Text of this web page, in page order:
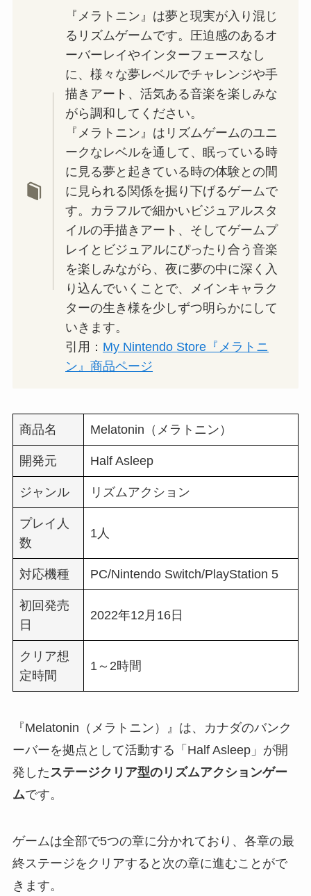
『メラトニン』は夢と現実が入り混じ
るリズムゲームです。圧迫感のあるオ
ーバーレイやインターフェースなし
に、様々な夢レベルでチャレンジや手
描きアート、活気ある音楽を楽しみな
がら調和してください。
『メラトニン』はリズムゲームのユニ
ークなレベルを通して、眠っている時
に見る夢と起きている時の体験との間
に見られる関係を掘り下げるゲームで
す。カラフルで細かいビジュアルスタ
イルの手描きアート、そしてゲームプ
レイとビジュアルにぴったり合う音楽
を楽しみながら、夜に夢の中に深く入
り込んでいくことで、メインキャラク
ターの生き様を少しずつ明らかにして
いきます。
引用： My Nintendo Store『メラトニ
ン』商品ページ
商品名 Melatonin（メラトニン）
開発元 Half Asleep
ジャンル リズムアクション
プレイ人
数
1人
対応機種 PC/Nintendo Switch/PlayStation 5
初回発売
日
2022年12月16日
クリア想
定時間
1～2時間
『Melatonin（メラトニン）』は、カナダのバンク
ーバーを拠点として活動する「Half Asleep」が開
発した ステージクリア型のリズムアクションゲー
ムです。
ゲームは全部で5つの章に分かれており、各章の最
終ステージをクリアすると次の章に進むことがで
きます。